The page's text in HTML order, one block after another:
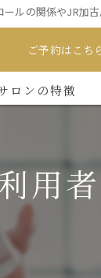
ールの関係やJR加
ご予約はこち
ロンの特徴
ズ
用